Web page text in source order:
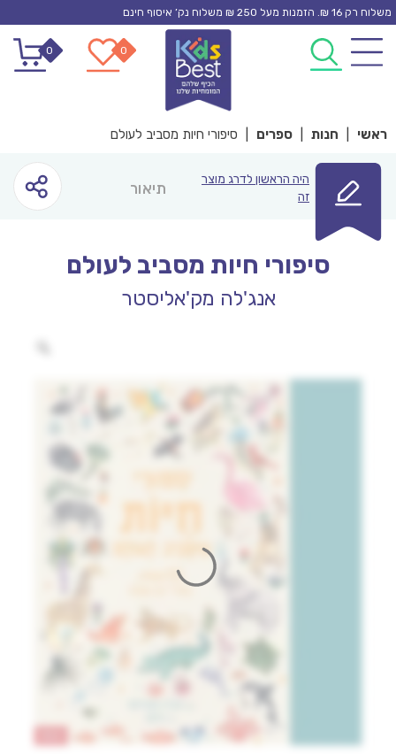
Skip
content
משלוח רק 16 ₪. הזמנות מעל 250 ₪ משלוח נק’ איסוף חינם
0
0
ראשי חנות ספרים סיפורי חיות מסביב לעולם
היה הראשון לדרג מוצר
זה
תיאור
סיפורי חיות מסביב לעולם
אנג'לה מק'אליסטר